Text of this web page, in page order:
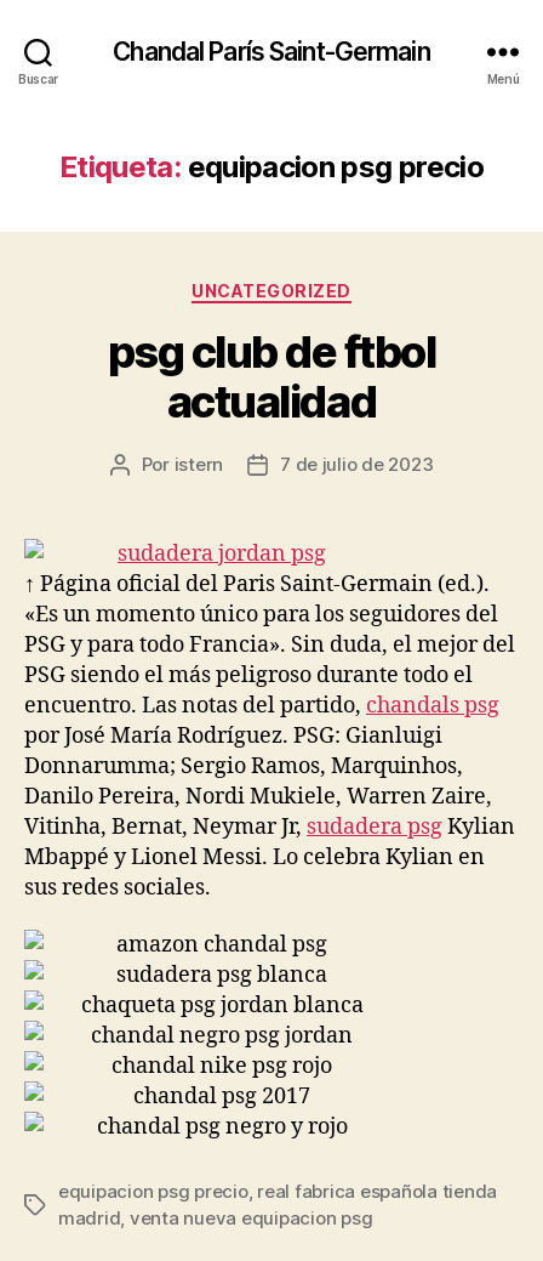
Buscar
Chandal París Saint-Germain
Menú
Etiqueta: equipacion psg precio
Categorías
UNCATEGORIZED
psg club de ftbol
actualidad
Autor
entrada
Por istern
Fecha
entrada
7 de julio de 2023
↑ Página oficial del Paris Saint-Germain (ed.).
«Es un momento único para los seguidores del
PSG y para todo Francia». Sin duda, el mejor del
PSG siendo el más peligroso durante todo el
encuentro. Las notas del partido, chandals psg
por José María Rodríguez. PSG: Gianluigi
Donnarumma; Sergio Ramos, Marquinhos,
Danilo Pereira, Nordi Mukiele, Warren Zaire,
Vitinha, Bernat, Neymar Jr, sudadera psgKylian
Mbappé y Lionel Messi. Lo celebra Kylian en
sus redes sociales.
Etiquetas
equipacion psg precio, real fabrica española tienda
madrid, venta nueva equipacion psg